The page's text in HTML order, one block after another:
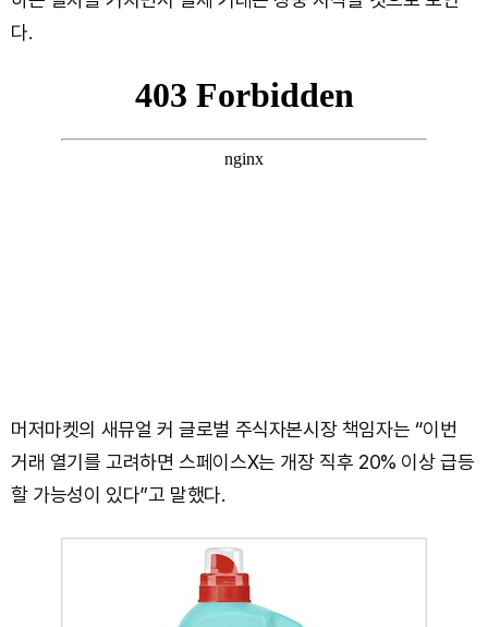
다.
머저마켓의 새뮤얼 커 글로벌 주식자본시장 책임자는 “이번
거래 열기를 고려하면 스페이스X는 개장 직후 20% 이상 급등
할 가능성이 있다”고 말했다.